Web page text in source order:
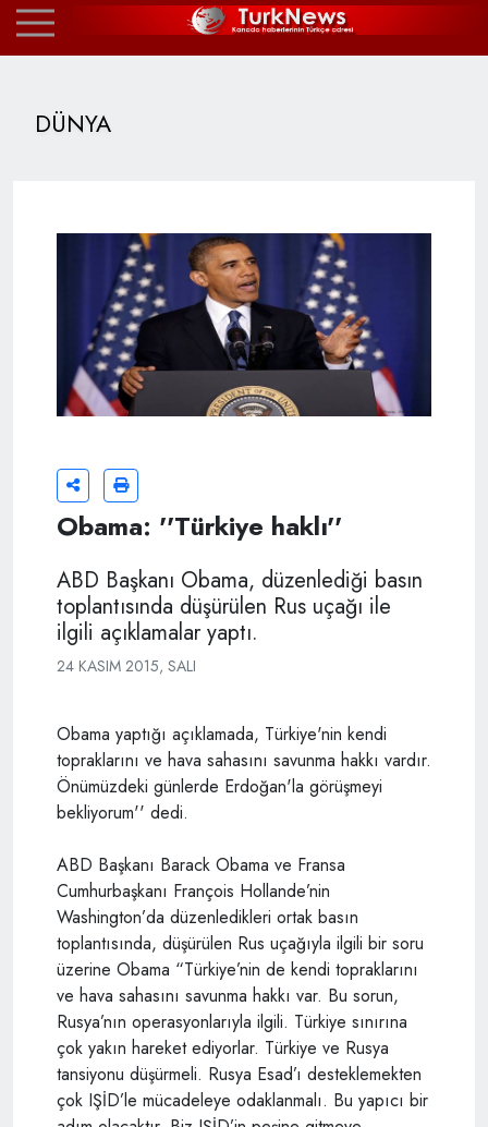
DÜNYA
Obama: ''Türkiye haklı''
ABD Başkanı Obama, düzenlediği basın
toplantısında düşürülen Rus uçağı ile
ilgili açıklamalar yaptı.
24 KASIM 2015, SALI
Obama yaptığı açıklamada, Türkiye'nin kendi
topraklarını ve hava sahasını savunma hakkı vardır.
Önümüzdeki günlerde Erdoğan'la görüşmeyi
bekliyorum'' dedi.
ABD Başkanı Barack Obama ve Fransa
Cumhurbaşkanı François Hollande’nin
Washington’da düzenledikleri ortak basın
toplantısında, düşürülen Rus uçağıyla ilgili bir soru
üzerine Obama “Türkiye’nin de kendi topraklarını
ve hava sahasını savunma hakkı var. Bu sorun,
Rusya’nın operasyonlarıyla ilgili. Türkiye sınırına
çok yakın hareket ediyorlar. Türkiye ve Rusya
tansiyonu düşürmeli. Rusya Esad’ı desteklemekten
çok IŞİD’le mücadeleye odaklanmalı. Bu yapıcı bir